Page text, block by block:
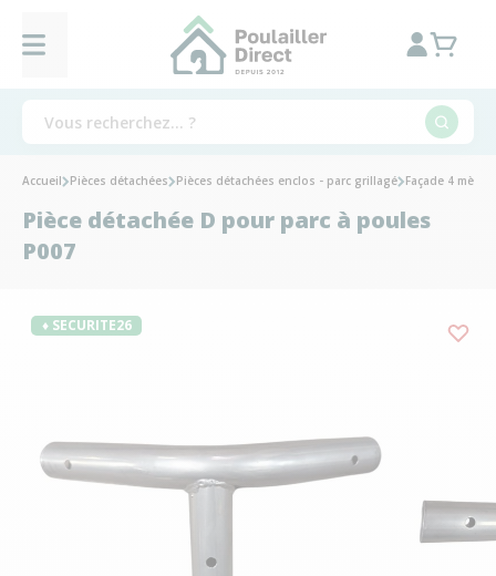
Accueil Pièces détachées Pièces détachées enclos - parc grillagé Façade 4 mètres
Pièce détachée D pour parc à poules
P007
♦ SECURITE26